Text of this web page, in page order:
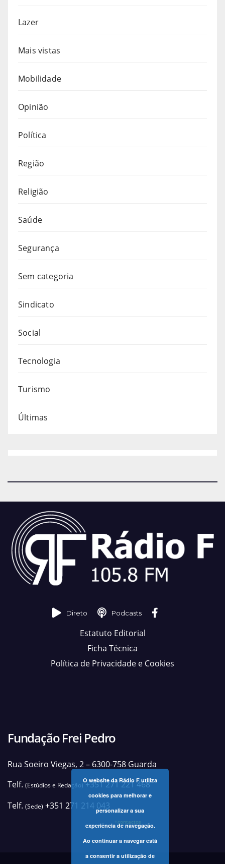
Lazer
Mais vistas
Mobilidade
Opinião
Política
Região
Religião
Saúde
Segurança
Sem categoria
Sindicato
Social
Tecnologia
Turismo
Últimas
Direto Podcasts
Estatuto Editorial
Ficha Técnica
Política de Privacidade e Cookies
Fundação Frei Pedro
Rua Soeiro Viegas, 2 – 6300-758 Guarda
Telf. (Estúdios e Redação)+351 271 221 468
Telf. (Sede) +351 271 214 043
+contactos
O website da Rádio F utiliza
cookies para melhorar e
personalizar a sua
experiência de navegação.
Ao continuar a navegar está
a consentir a utilização de